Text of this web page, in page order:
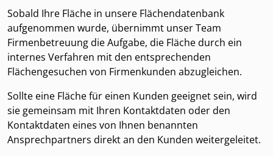
Sobald Ihre Fläche in unsere Flächendatenbank
aufgenommen wurde, übernimmt unser Team
Firmenbetreuung die Aufgabe, die Fläche durch ein
internes Verfahren mit den entsprechenden
Flächengesuchen von Firmenkunden abzugleichen.
Sollte eine Fläche für einen Kunden geeignet sein, wird
sie gemeinsam mit Ihren Kontaktdaten oder den
Kontaktdaten eines von Ihnen benannten
Ansprechpartners direkt an den Kunden weitergeleitet.